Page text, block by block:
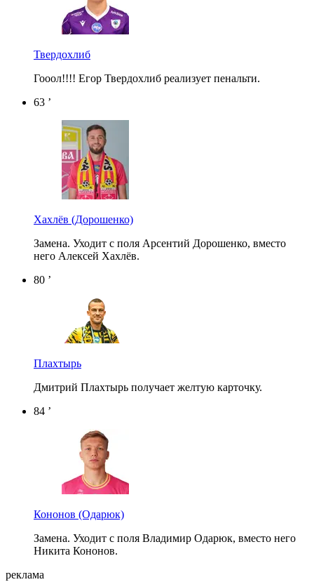
Твердохлиб
Гооол!!!! Егор Твердохлиб реализует пенальти.
63 ’
Хахлёв (Дорошенко)
Замена. Уходит с поля Арсентий Дорошенко, вместо
него Алексей Хахлёв.
80 ’
Плахтырь
Дмитрий Плахтырь получает желтую карточку.
84 ’
Кононов (Одарюк)
Замена. Уходит с поля Владимир Одарюк, вместо него
Никита Кононов.
реклама